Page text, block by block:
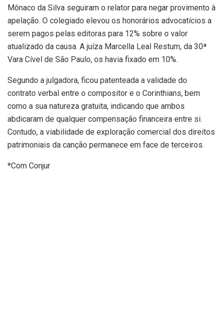
Mônaco da Silva seguiram o relator para negar provimento à
apelação. O colegiado elevou os honorários advocatícios a
serem pagos pelas editoras para 12% sobre o valor
atualizado da causa. A juíza Marcella Leal Restum, da 30ª
Vara Cível de São Paulo, os havia fixado em 10%.
Segundo a julgadora, ficou patenteada a validade do
contrato verbal entre o compositor e o Corinthians, bem
como a sua natureza gratuita, indicando que ambos
abdicaram de qualquer compensação financeira entre si.
Contudo, a viabilidade de exploração comercial dos direitos
patrimoniais da canção permanece em face de terceiros.
*Com Conjur